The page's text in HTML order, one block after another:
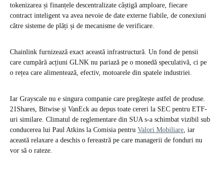
tokenizarea și finanțele descentralizate câștigă amploare, fiecare
contract inteligent va avea nevoie de date externe fiabile, de conexiuni
către sisteme de plăți și de mecanisme de verificare.
Chainlink furnizează exact această infrastructură. Un fond de pensii
care cumpără acțiuni GLNK nu pariază pe o monedă speculativă, ci pe
o rețea care alimentează, efectiv, motoarele din spatele industriei.
Iar Grayscale nu e singura companie care pregătește astfel de produse.
21Shares, Bitwise și VanEck au depus toate cereri la SEC pentru ETF-
uri similare. Climatul de reglementare din SUA s-a schimbat vizibil sub
conducerea lui Paul Atkins la Comisia pentru Valori Mobiliare, iar
această relaxare a deschis o fereastră pe care managerii de fonduri nu
vor să o rateze.